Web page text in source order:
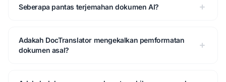
Seberapa pantas terjemahan dokumen AI?
Adakah DocTranslator mengekalkan pemformatan
dokumen asal?